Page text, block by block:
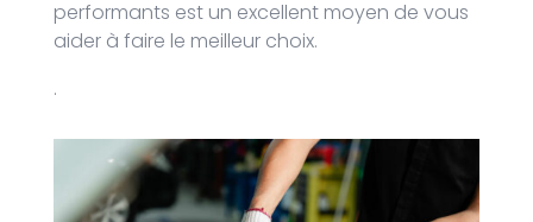
performants est un excellent moyen de vous
aider à faire le meilleur choix.
.